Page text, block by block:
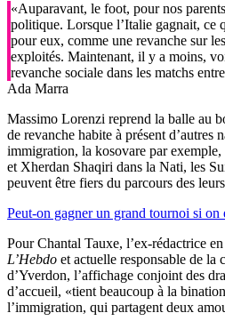
«Auparavant, le foot, pour nos
politique. Lorsque l’Italie gagnait, ce
pour eux, comme une revanche sur
exploités. Maintenant, il y a moins,
revanche sociale dans les matchs
Ada Marra
Massimo Lorenzi reprend la balle au
de revanche habite à présent d’autres
immigration, la kosovare par
et Xherdan Shaqiri dans la Nati, les
peuvent être fiers du parcours des
Peut-on gagner un grand tournoi si on
Pour Chantal Tauxe, l’ex-rédactrice
L’Hebdo et actuelle responsable de
d’Yverdon, l’affichage conjoint des
d’accueil, «tient beaucoup à la
l’immigration, qui partagent deux